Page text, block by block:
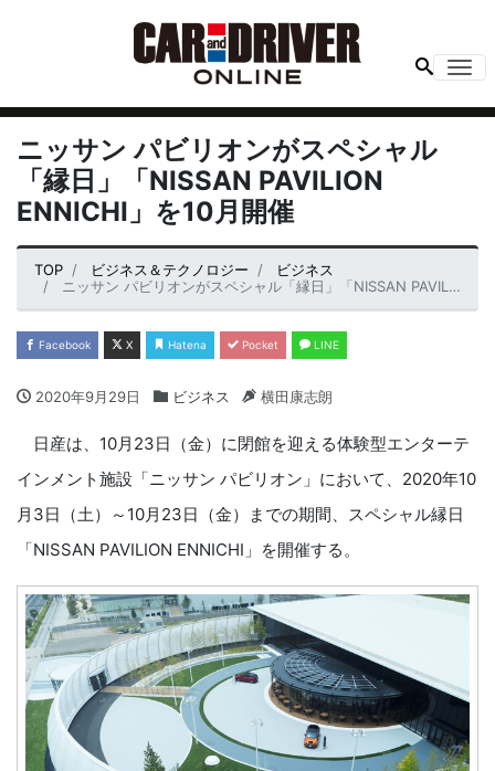
ニッサン パビリオンがスペシャル
「縁日」「NISSAN PAVILION
ENNICHI」を10月開催
TOP ビジネス＆テクノロジー
ビジネス
ニッサン パビリオンがスペシャル「縁日」「NISSAN PAVILION ENNICHI」を10月開催
Facebook X Hatena Pocket LINE
2020年9月29日 ビジネス 横田康志朗
日産は、10月23日（金）に閉館を迎える体験型エンターテ
インメント施設「ニッサン パビリオン」において、2020年10
月3日（土）～10月23日（金）までの期間、スペシャル縁日
「NISSAN PAVILION ENNICHI」を開催する。